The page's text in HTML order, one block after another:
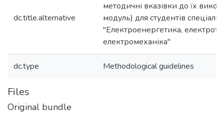
dc.title.alternative
методичні вказівки до їх
модуль) для студентів
"Електроенергетика,
електромеханіка"
dc.type Methodological guidelines
Files
Original bundle